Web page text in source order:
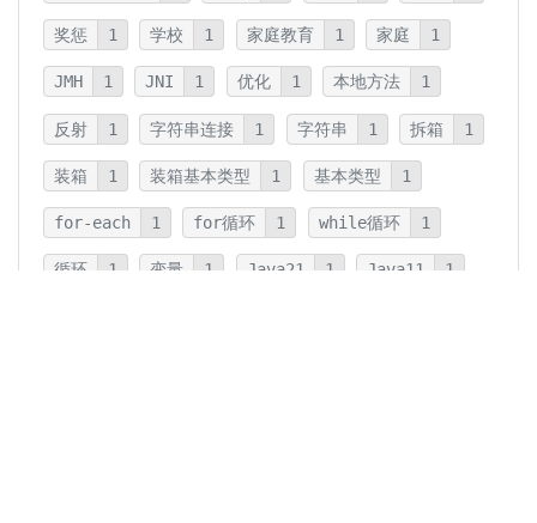
奖惩 1 学校 1 家庭教育 1 家庭 1
JMH 1 JNI 1 优化 1 本地方法 1
反射 1 字符串连接 1 字符串 1 拆箱 1
装箱 1 装箱基本类型 1 基本类型 1
for-each 1 for循环 1 while循环 1
循环 1 变量 1 Java21 1 Java11 1